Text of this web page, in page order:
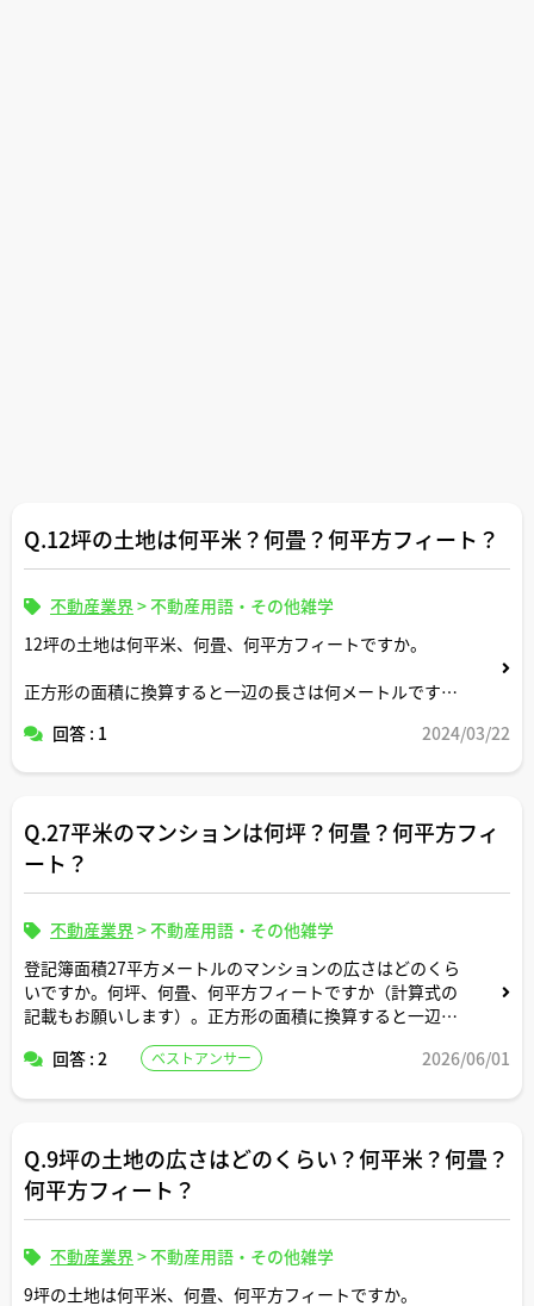
Q.12坪の土地は何平米？何畳？何平方フィート？
不動産業界>不動産用語・その他雑学
12坪の土地は何平米、何畳、何平方フィートですか。
正方形の面積に換算すると一辺の長さは何メートルです
回答 : 1 2024/03/22
Q.27平米のマンションは何坪？何畳？何平方フィ
ート？
不動産業界>不動産用語・その他雑学
登記簿面積27平方メートルのマンションの広さはどのくら
いですか。何坪、何畳、何平方フィートですか（計算式の
記載もお願いします）。正方形の面積に換算すると一辺の
か。回答 : 2 ベストアンサー 2026/06/01
Q.9坪の土地の広さはどのくらい？何平米？何畳？
何平方フィート？
不動産業界>不動産用語・その他雑学
9坪の土地は何平米、何畳、何平方フィートですか。